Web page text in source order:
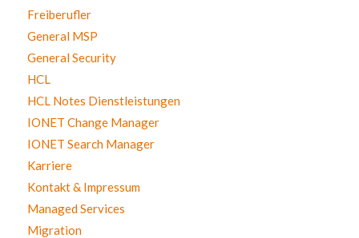
Freiberufler
General MSP
General Security
HCL
HCL Notes Dienstleistungen
IONET Change Manager
IONET Search Manager
Karriere
Kontakt & Impressum
Managed Services
Migration